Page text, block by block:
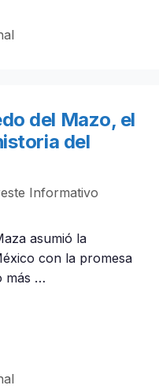
del Mazo, el
del
Informativo
asumió la
con la promesa
más …